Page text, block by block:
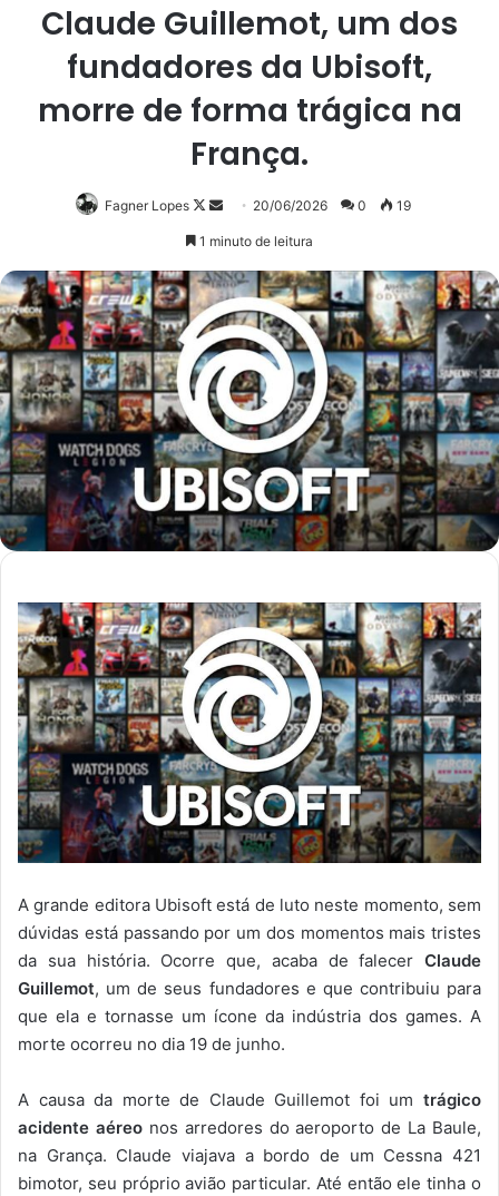
Claude Guillemot, um dos
fundadores da Ubisoft,
morre de forma trágica na
França.
Fagner Lopes
Follow
Mande
mail
20/06/2026 0 19
1 minuto de leitura
A grande editora Ubisoft está de luto neste momento, sem
dúvidas está passando por um dos momentos mais tristes
da sua história. Ocorre que, acaba de falecer Claude
Guillemot, um de seus fundadores e que contribuiu para
que ela e tornasse um ícone da indústria dos games. A
morte ocorreu no dia 19 de junho.
A causa da morte de Claude Guillemot foi um trágico
acidente aéreonos arredores do aeroporto de La Baule,
na Grança. Claude viajava a bordo de um Cessna 421
bimotor, seu próprio avião particular. Até então ele tinha o